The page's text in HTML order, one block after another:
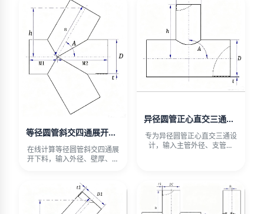
等径圆管斜交四通展开计算器
在线计算等径圆管斜交四通展
开下料，输入外径、壁厚、夹
异径圆管正心直交三通展开计算器
专为异径圆管正心直交三通设
计，输入主管外径、支管外